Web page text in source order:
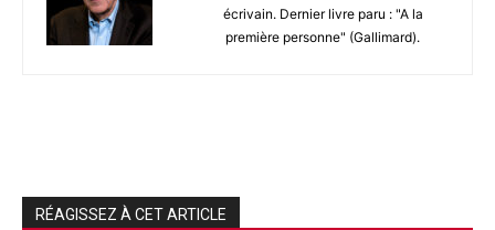
écrivain. Dernier livre paru : "A la
première personne" (Gallimard).
RÉAGISSEZ À CET ARTICLE